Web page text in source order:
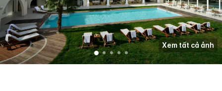
Xem tất cả ảnh